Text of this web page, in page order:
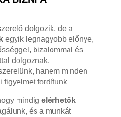
dolgozik, de a
egyik legnagyobb előnye,
bizalommal és
dolgoznak.
hanem minden
figyelmet fordítunk.
mindig elérhetők
és a munkát